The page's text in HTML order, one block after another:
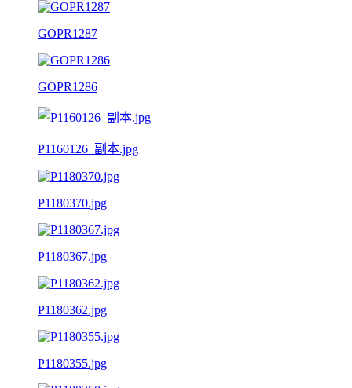
GOPR1287
GOPR1286
P1160126_副本.jpg
P1180370.jpg
P1180367.jpg
P1180362.jpg
P1180355.jpg